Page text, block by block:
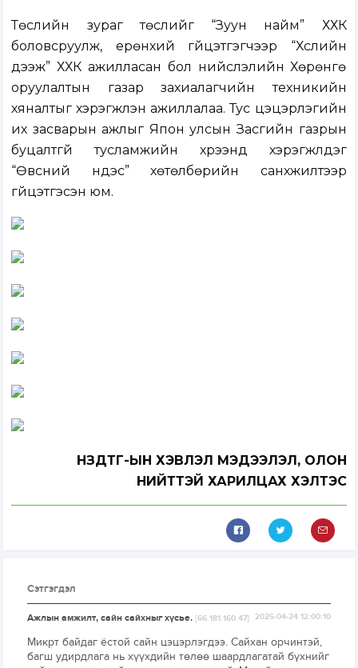
Төслийн зураг төслийг “Зуун найм” ХХК
боловсруулж, ерөнхий гүйцэтгэгчээр “Хүслийн
дээж” ХХК ажилласан бол нийслэлийн Хөрөнгө
оруулалтын газар захиалагчийн техникийн
хяналтыг хэрэгжүүлэн ажиллалаа. Тус цэцэрлэгийн
их засварын ажлыг Япон улсын Засгийн газрын
буцалтгүй тусламжийн хүрээнд хэрэгжүүлдэг
“Өвсний үндэс” хөтөлбөрийн санхүүжилтээр
гүйцэтгэсэн юм.
НЗДТГ-ЫН ХЭВЛЭЛ МЭДЭЭЛЭЛ, ОЛОН
НИЙТТЭЙ ХАРИЛЦАХ ХЭЛТЭС
Сэтгэгдэл
Ажлын амжилт, сайн сайхныг хүсье.[66.181.160.47] 2025-04-24 12:00:10
Микрт байдаг ёстой сайн цэцэрлэгдээ. Сайхан орчинтэй,
багш удирдлага нь хүүхдийн төлөө шаардлагатай бүхнийг